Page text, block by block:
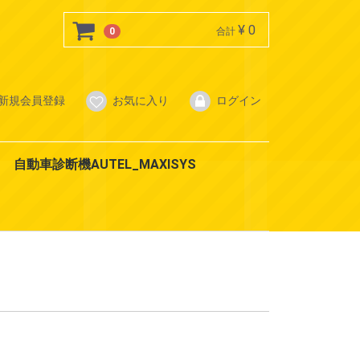
0 合計 ¥ 0
規会員登録 お気に入り ログイン
自動車診断機AUTEL_MAXISYS